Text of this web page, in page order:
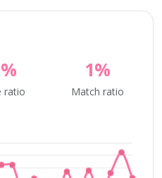
ratio
1%
Match ratio